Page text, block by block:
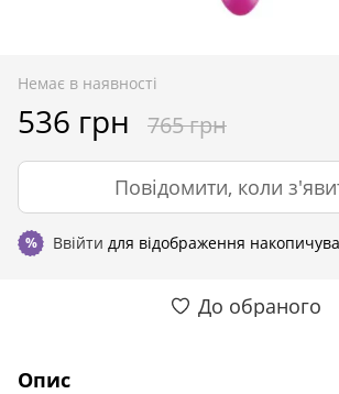
Немає в наявності
536 грн 765 грн
Повідомити, коли
% Ввійти для відображення
До обраного
Опис